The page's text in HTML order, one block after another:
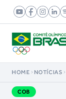
HOME NOTÍCIAS
COB